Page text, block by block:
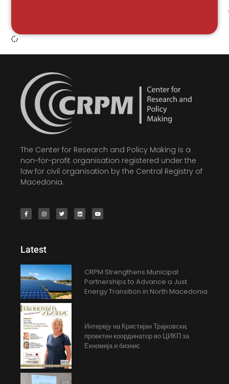
The Center for Research and Policy Making is a
non-for-profit organisation registered under the
law for civil organisation by the Central Registry of
Macedonia.
Latest
CRPM Strengthens Municipal
Partnerships to Advance a Just
Energy Transition in North Macedonia
Интервју на Кристијан Трајковски,
проектен координатор во ЦИКП за
Екномија и бизнис